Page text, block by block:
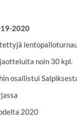
2020
noin 30 kpl.
2020